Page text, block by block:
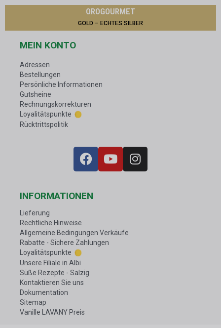
OROGOURMET
GOLD – ECHTES SILBER
MEIN KONTO
Adressen
Bestellungen
Persönliche Informationen
Gutsheine
Rechnungskorrekturen
Loyalitätspunkte
Rücktrittspolitik
INFORMATIONEN
Lieferung
Rechtliche Hinweise
Allgemeine Bedingungen Verkäufe
Rabatte - Sichere Zahlungen
Loyalitätspunkte
Unsere Filiale in Albi
Süße Rezepte - Salzig
Kontaktieren Sie uns
Dokumentation
Sitemap
Vanille LAVANY Preis